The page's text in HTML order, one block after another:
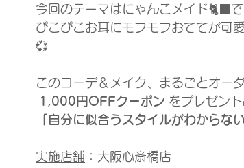
今回のテーマはにゃんこメイド🐈‍⬛で
ぴこぴこお耳にモフモフおててが可
💞
このコーデ＆メイク、まるごとオー
1,000円OFFクーポン をプレゼン
「自分に似合うスタイルがわからな
実施店舗 ：大阪心斎橋店